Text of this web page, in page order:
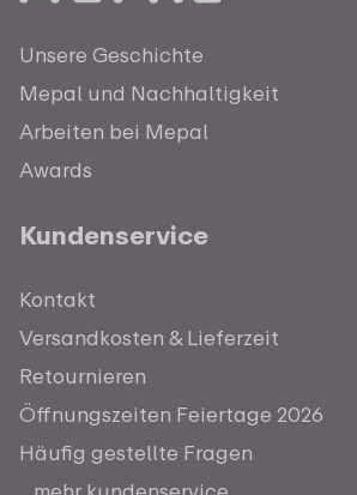
Unsere Geschichte
Mepal und Nachhaltigkeit
Arbeiten bei Mepal
Awards
Kundenservice
Kontakt
Versandkosten & Lieferzeit
Retournieren
Öffnungszeiten Feiertage 2026
Häufig gestellte Fragen